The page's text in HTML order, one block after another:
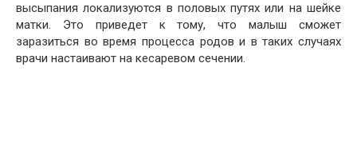
высыпания локализуются в половых путях или на шейке
матки. Это приведет к тому, что малыш сможет
заразиться во время процесса родов и в таких случаях
врачи настаивают на кесаревом сечении.